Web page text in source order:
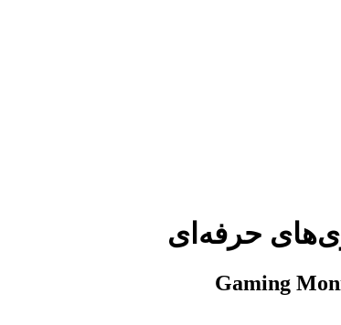
حرفه‌ای
Gaming